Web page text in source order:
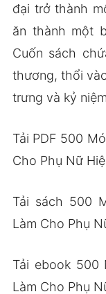
đại trở thành
ăn thành một
Cuốn sách
thương, thổi
trưng và kỷ
Tải PDF 500
Cho Phụ Nữ
Tải sách 500
Làm Cho Phụ
Tải ebook 500
Làm Cho Phụ